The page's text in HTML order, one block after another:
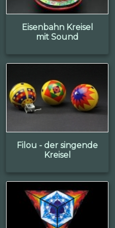
Eisenbahn Kreisel
mit Sound
Filou - der singende
Kreisel